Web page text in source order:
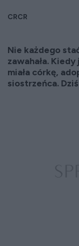
CRCR
Nie każdego
zawahała.
miała córkę,
siostrzeńca.